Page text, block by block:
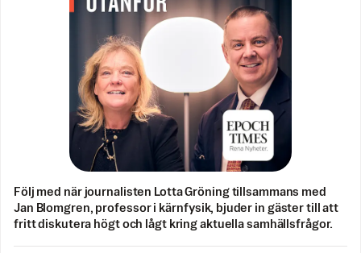
Följ med när journalisten Lotta Gröning tillsammans med
Jan Blomgren, professor i kärnfysik, bjuder in gäster till att
fritt diskutera högt och lågt kring aktuella samhällsfrågor.